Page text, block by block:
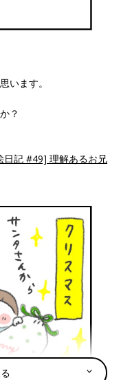
います。
？
日記 #49] 理解あるお兄